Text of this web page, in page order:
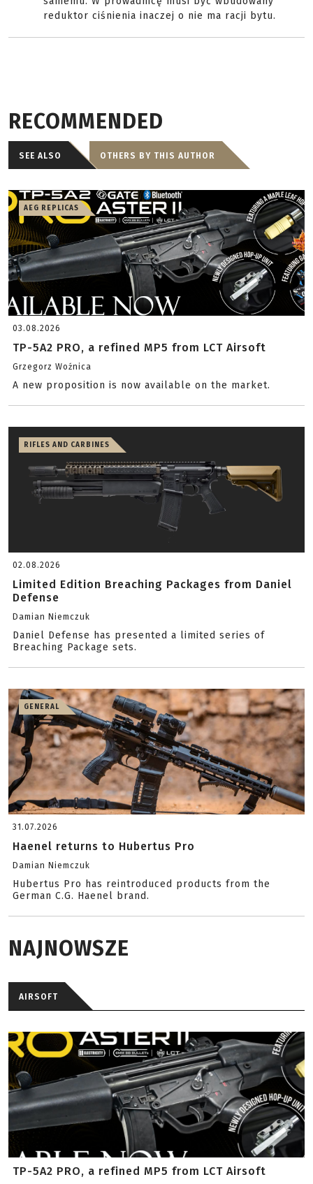
reduktor ciśnienia inaczej o nie ma racji bytu.
RECOMMENDED
SEE ALSO OTHERS BY THIS AUTHOR
AEG REPLICAS
03.08.2026
TP-5A2 PRO, a refined MP5 from LCT Airsoft
Grzegorz Woźnica
A new proposition is now available on the market.
RIFLES AND CARBINES
02.08.2026
Limited Edition Breaching Packages from Daniel
Defense
Damian Niemczuk
Daniel Defense has presented a limited series of
Breaching Package sets.
GENERAL
31.07.2026
Haenel returns to Hubertus Pro
Damian Niemczuk
Hubertus Pro has reintroduced products from the
German C.G. Haenel brand.
NAJNOWSZE
AIRSOFT
TP-5A2 PRO, a refined MP5 from LCT Airsoft